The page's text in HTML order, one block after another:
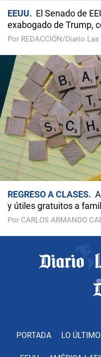
EEUU
El Senado de
exabogado de Trump,
Por REDACCIÓN/Diario
REGRESO A CLASES
y útiles gratuitos a
Por CARLOS ARMANDO
PORTADA LO ÚLTIMO